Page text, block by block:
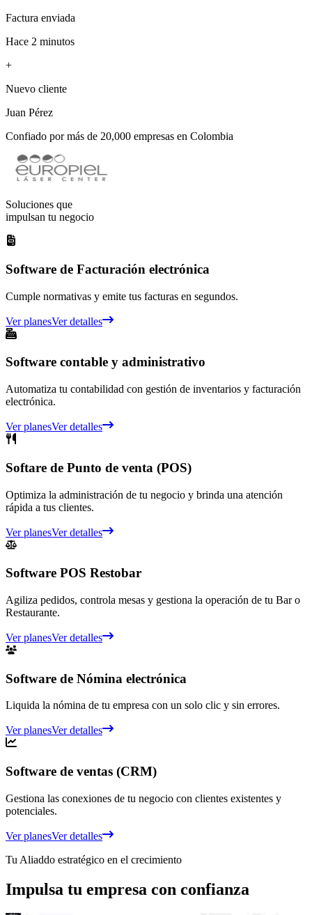
Factura enviada
Hace 2 minutos
+
Nuevo cliente
Juan Pérez
Confiado por más de 20,000 empresas en Colombia
Soluciones que
impulsan tu negocio
Software de Facturación electrónica
Cumple normativas y emite tus facturas en segundos.
Ver planesVer detalles
Software contable y administrativo
Automatiza tu contabilidad con gestión de inventarios y facturación
electrónica.
Ver planesVer detalles
Softare de Punto de venta (POS)
Optimiza la administración de tu negocio y brinda una atención
rápida a tus clientes.
Ver planesVer detalles
Software POS Restobar
Agiliza pedidos, controla mesas y gestiona la operación de tu Bar o
Restaurante.
Ver planesVer detalles
Software de Nómina electrónica
Liquida la nómina de tu empresa con un solo clic y sin errores.
Ver planesVer detalles
Software de ventas (CRM)
Gestiona las conexiones de tu negocio con clientes existentes y
potenciales.
Ver planesVer detalles
Tu Aliaddo estratégico en el crecimiento
Impulsa tu empresa con confianza